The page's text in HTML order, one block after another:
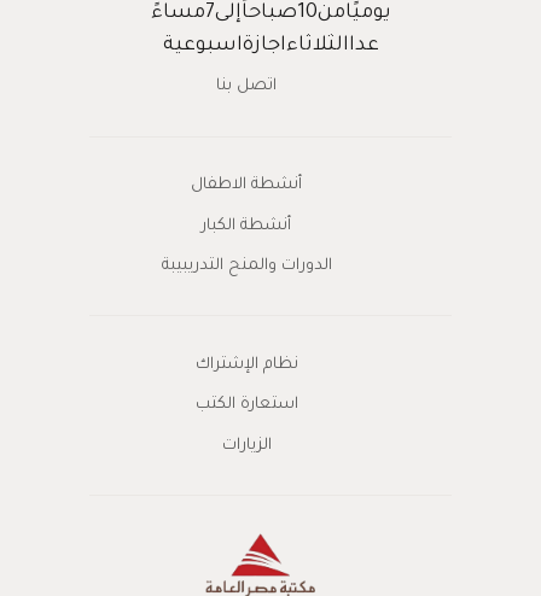
يوميًامن10صباحاًإلى7مساءً
عداالثلاثاءاجازةاسبوعية
اتصل بنا
أنشطة الاطفال
أنشطة الكبار
الدورات والمنح التدريبيبة
نظام الإشتراك
استعارة الكتب
الزيارات